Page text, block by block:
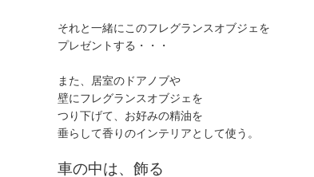
それと一緒にこのフレグランスオブジェを
プレゼントする・・・
また、居室のドアノブや
壁にフレグランスオブジェを
つり下げて、お好みの精油を
垂らして香りのインテリアとして使う。
車の中は、飾る